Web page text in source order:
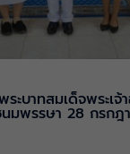
ะบาทสมเด็จพระเจ้
นมพรรษา 28 กรก